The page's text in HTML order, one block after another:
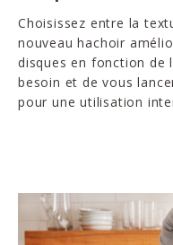
Choisissez entre la
nouveau hachoir
disques en fonction de
besoin et de vous
pour une utilisation